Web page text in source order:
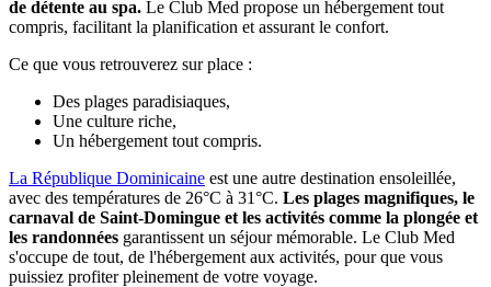
de détente au spa. Le Club Med propose un hébergement tout
compris, facilitant la planification et assurant le confort.
Ce que vous retrouverez sur place :
Des plages paradisiaques,
Une culture riche,
Un hébergement tout compris.
La République Dominicaine est une autre destination ensoleillée,
avec des températures de 26°C à 31°C. Les plages magnifiques, le
carnaval de Saint-Domingue et les activités comme la plongée et
les randonnées garantissent un séjour mémorable. Le Club Med
s'occupe de tout, de l'hébergement aux activités, pour que vous
puissiez profiter pleinement de votre voyage.